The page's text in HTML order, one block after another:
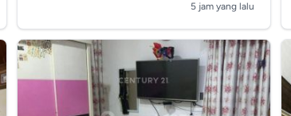
5 jam yang lalu